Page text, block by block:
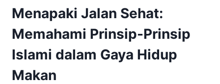
Menapaki Jalan Sehat:
Memahami Prinsip-Prinsip
Islami dalam Gaya Hidup
Makan